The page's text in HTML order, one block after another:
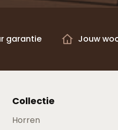
garantie Jouw
Collectie
Horren